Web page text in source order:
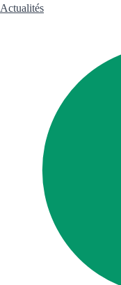
Actualités